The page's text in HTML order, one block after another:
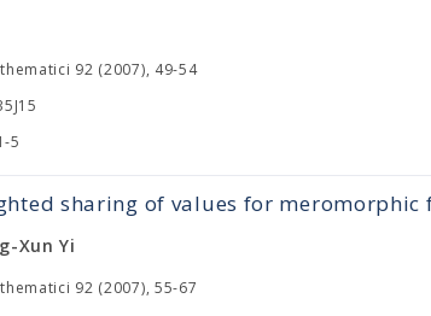
92 (2007), 49-54
5
sharing of values for meromorphic
Xun Yi
92 (2007), 55-67